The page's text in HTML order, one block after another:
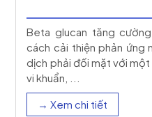
Beta glucan tăng
cách cải thiện phản ứng
dịch phải đối mặt với một
vi khuẩn, ...
→ Xem chi tiết